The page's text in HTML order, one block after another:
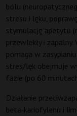
bólu
stresu i lęku,
stymulację apetytu
przewlekły i
pomaga w
stres/lęk obejmuje
fazie (po 60
Działanie
beta‑kariofylenu i